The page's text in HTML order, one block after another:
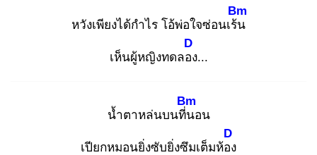
หวังเพียงได้กำไร โอ้พ่อใจซ่อนเร้น
Bm
เห็นผู้หญิงทดลอง
D
...
น้ำตาหล่นบนที่น
Bm
อน
เปียกหมอนยิ่งซับยิ่งซึมเต็มห้อง
D